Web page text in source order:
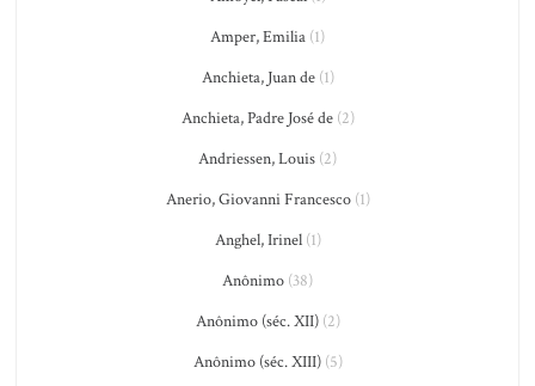
Amper, Emilia (1)
Anchieta, Juan de(1)
Anchieta, Padre José de(2)
Andriessen, Louis (2)
Anerio, Giovanni Francesco(1)
Anghel, Irinel(1)
Anônimo (38)
Anônimo (séc. XII)(2)
Anônimo (séc. XIII)(5)